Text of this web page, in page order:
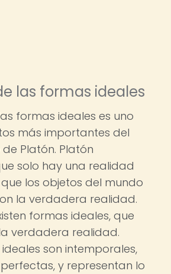
las formas ideales
formas ideales es uno
más importantes del
Platón. Platón
solo hay una realidad
los objetos del mundo
la verdadera realidad.
formas ideales, que
verdadera realidad.
son intemporales,
y representan lo